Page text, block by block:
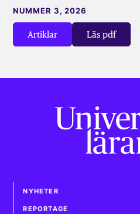
Artiklar Läs pdf
NUMMER 3, 2026
NYHETER
REPORTAGE